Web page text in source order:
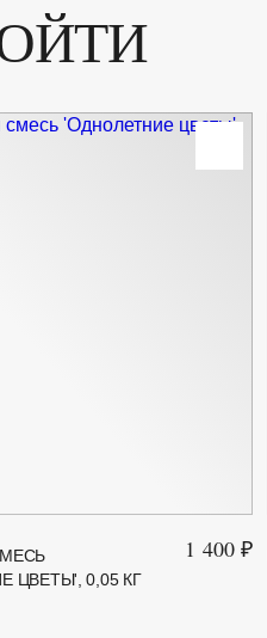
ЦВЕТЫ', 0,05 КГ
1 400 ₽